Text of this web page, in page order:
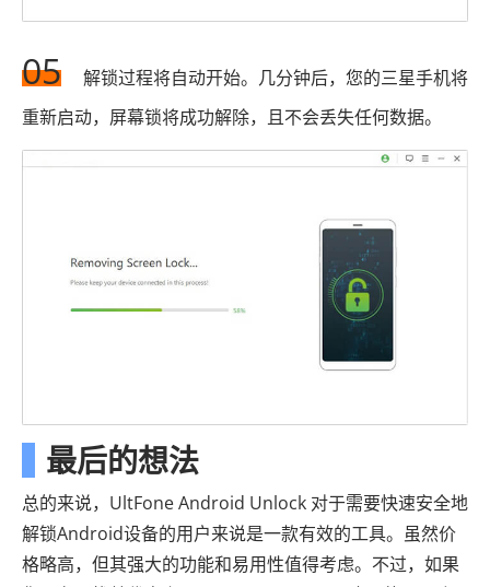
05
解锁过程将自动开始。几分钟后，您的三星手机将
重新启动，屏幕锁将成功解除，且不会丢失任何数据。
最后的想法
总的来说，UltFone Android Unlock 对于需要快速安全地
解锁Android设备的用户来说是一款有效的工具。虽然价
格略高，但其强大的功能和易用性值得考虑。不过，如果